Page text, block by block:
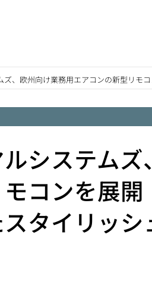
ズ、欧州向け業務用エアコンの新型リモ
システム
コンを展開
タイリッ